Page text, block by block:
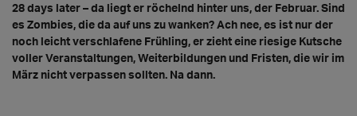
28 days later – da liegt er röchelnd hinter uns, der Februar. Sind
es Zombies, die da auf uns zu wanken? Ach nee, es ist nur der
noch leicht verschlafene Frühling, er zieht eine riesige Kutsche
voller Veranstaltungen, Weiterbildungen und Fristen, die wir im
März nicht verpassen sollten. Na dann.